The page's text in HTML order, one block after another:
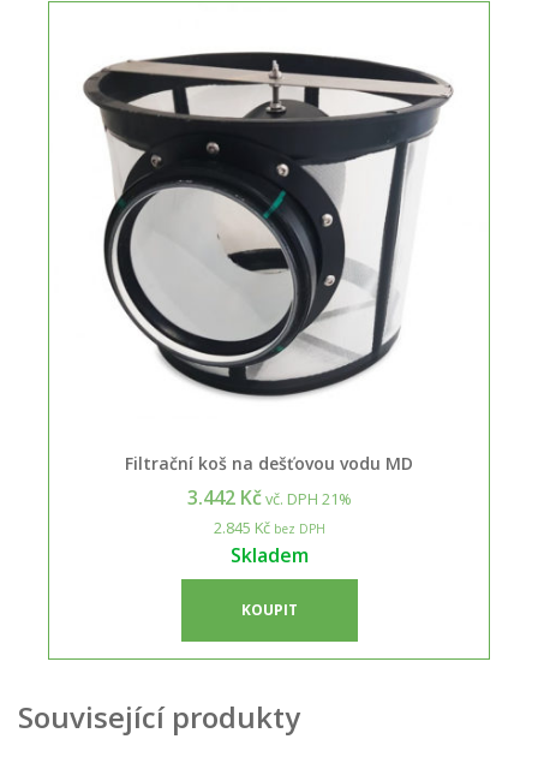
Filtrační koš na dešťovou vodu MD
3.442 Kčvč. DPH 21%
2.845 Kčbez DPH
Skladem
KOUPIT
Související produkty